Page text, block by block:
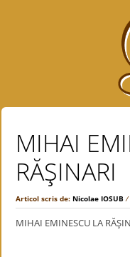
MIHAI
RĂŞINARI
Articol scris de:Nicolae IOSUB /
MIHAI EMINESCU LA